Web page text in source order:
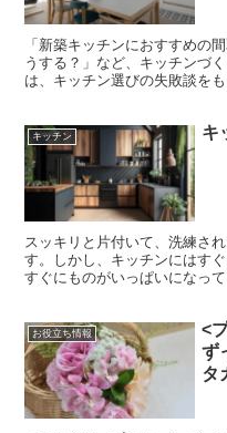
「新築キッチンにおすすめの
うする？」など、キッチンづ
は、キッチン選びの失敗談を
キッチン キ
スッキリと片付いて、洗練さ
す。しかし、キッチンにはす
すぐにものがいっぱいになっ
お役立ち情報
<
ず
タ